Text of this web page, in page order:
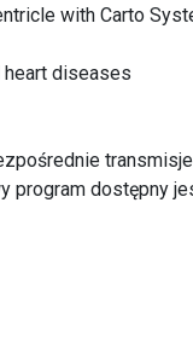
with Carto
heart diseases
program dostępny